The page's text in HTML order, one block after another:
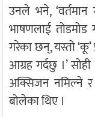
उनले भने, ‘वर्तमान
भाषणलाई तोडमोड
गरेका छन्, यस्तो ‘कू’
आग्रह गर्दछु ।’
अक्सिजन नमिल्ने र
बोलेका थिए ।